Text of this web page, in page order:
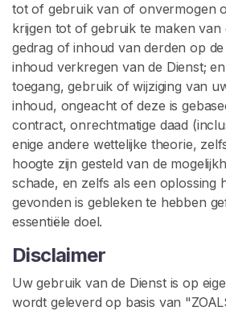
tot of gebruik van of onvermogen
krijgen tot of gebruik te maken van
gedrag of inhoud van derden op de
inhoud verkregen van de Dienst;
toegang, gebruik of wijziging van
inhoud, ongeacht of deze is
contract, onrechtmatige daad
enige andere wettelijke theorie,
hoogte zijn gesteld van de
schade, en zelfs als een oplossing
gevonden is gebleken te hebben
essentiële doel.
Disclaimer
Uw gebruik van de Dienst is op
wordt geleverd op basis van